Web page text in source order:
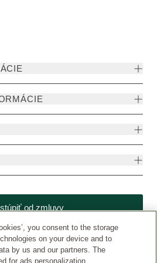
od zmluvy
you consent to the storage
on your device and to
by us and our partners. The
for ads personalization.